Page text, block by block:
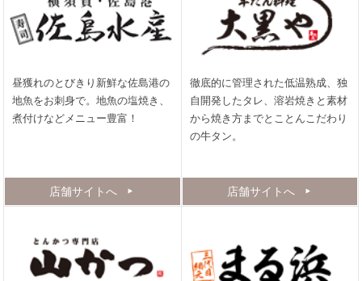
昼獲れのとびきり新鮮な佐島港の
地魚をお刺身で。地魚の塩焼き、
煮付けなどメニュー豊富！
店舗サイトへ
徹底的に管理された低温熟成、独
自開発したタレ、溶岩焼きと素材
から焼き方までとことんこだわり
の牛タン。
店舗サイトへ